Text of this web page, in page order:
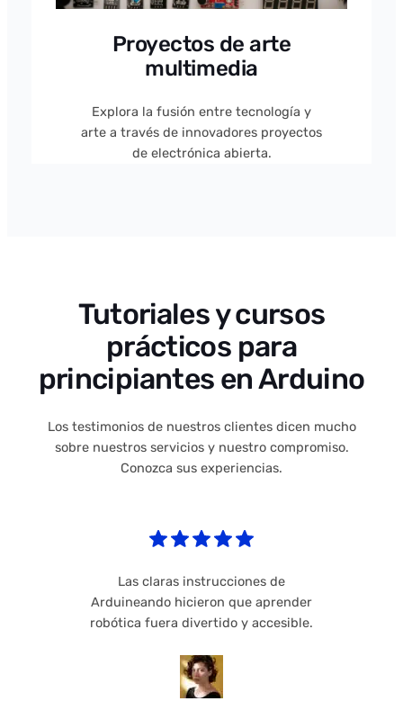
Proyectos de arte
multimedia
Explora la fusión entre tecnología y
arte a través de innovadores proyectos
de electrónica abierta.
Tutoriales y cursos
prácticos para
principiantes en Arduino
Los testimonios de nuestros clientes dicen mucho
sobre nuestros servicios y nuestro compromiso.
Conozca sus experiencias.
Las claras instrucciones de
Arduineando hicieron que aprender
robótica fuera divertido y accesible.